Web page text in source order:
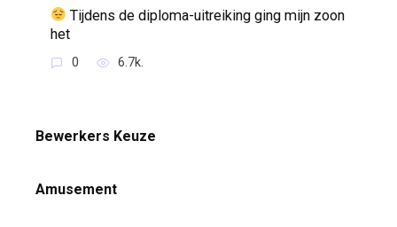
Tijdens de diploma-uitreiking ging mijn zoon
het
0 6.7k.
Bewerkers Keuze
Amusement